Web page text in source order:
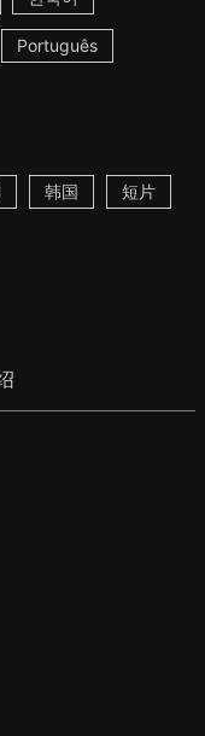
Português
韩国 短片